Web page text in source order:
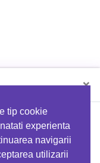
tip cookie
experienta
navigarii
utilizarii
×